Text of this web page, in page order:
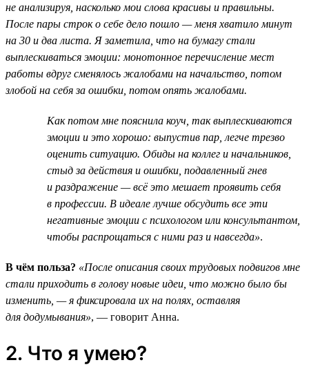
не анализируя, насколько мои слова красивы и правильны.
После пары строк о себе дело пошло — меня хватило минут
на 30 и два листа. Я заметила, что на бумагу стали
выплескиваться эмоции: монотонное перечисление мест
работы вдруг сменялось жалобами на начальство, потом
злобой на себя за ошибки, потом опять жалобами.
Как потом мне пояснила коуч, так выплескиваются
эмоции и это хорошо: выпустив пар, легче трезво
оценить ситуацию. Обиды на коллег и начальников,
стыд за действия и ошибки, подавленный гнев
и раздражение — всё это мешает проявить себя
в профессии. В идеале лучше обсудить все эти
негативные эмоции с психологом или консультантом,
чтобы распрощаться с ними раз и навсегда».
В чём польза? «После описания своих трудовых подвигов мне
стали приходить в голову новые идеи, что можно было бы
изменить, — я фиксировала их на полях, оставляя
для додумывания», — говорит Анна.
2. Что я умею?